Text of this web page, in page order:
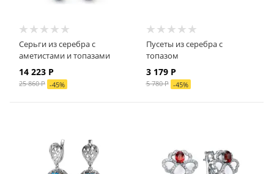
Серьги из серебра с
аметистами и топазами
14 223 Р
25 860Р -45%
Пусеты из серебра с
топазом
3 179Р
5 780Р -45%